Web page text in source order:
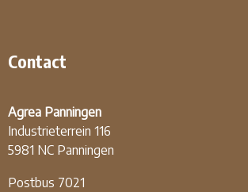
Contact
Agrea Panningen
Industrieterrein 116
5981 NC Panningen
Postbus 7021